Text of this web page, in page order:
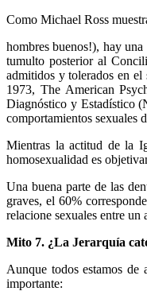
Como Michael Ross
hombres buenos!), hay
tumulto posterior al
admitidos y tolerados en el
1973, The American
Diagnóstico y Estadístico
comportamientos sexuales
Mientras la actitud de la
homosexualidad es
Una buena parte de las
graves, el 60%
relacione sexuales entre
Mito 7. ¿La Jerarquía
Aunque todos estamos
importante: